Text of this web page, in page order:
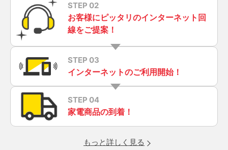
STEP 02
お客様にピッタリのインターネット回
線をご提案！
STEP 03
インターネットのご利用開始！
STEP 04
家電商品の到着！
もっと詳しく見る